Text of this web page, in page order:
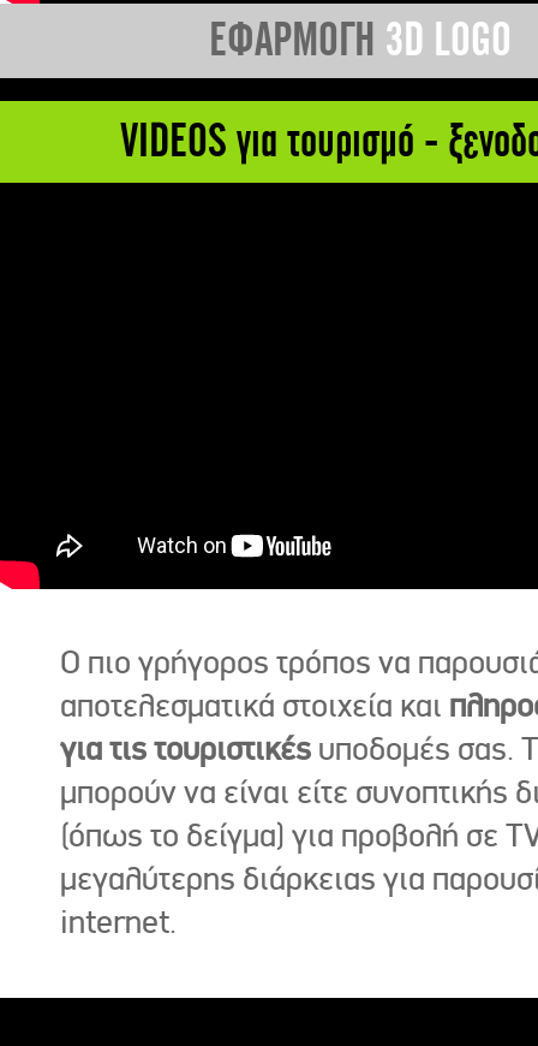
ΕΦΑΡΜΟΓΗ 3D LOGO
VIDEOS για τουρισμό -
Ο πιο γρήγορος τρόπος να
αποτελεσματικά στοιχεία και
για τις τουριστικές υποδομές σας.
μπορούν να είναι είτε συνοπτικής
(όπως το δείγμα) για προβολή σε
μεγαλύτερης διάρκειας για
internet.